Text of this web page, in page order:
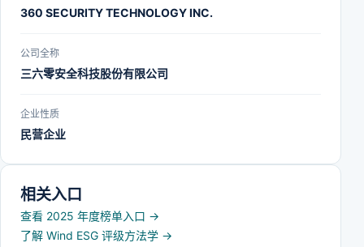
360 SECURITY TECHNOLOGY INC.
公司全称
三六零安全科技股份有限公司
企业性质
民营企业
相关入口
查看 2025 年度榜单入口 →
了解 Wind ESG 评级方法学 →